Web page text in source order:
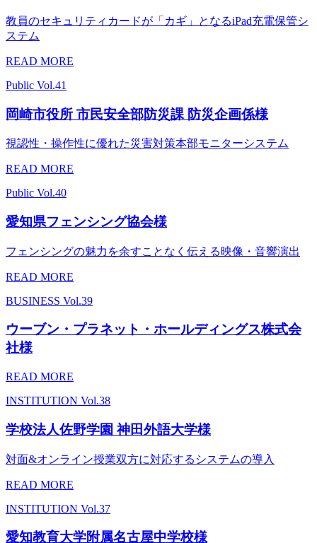
教員のセキュリティカードが「カギ」となるiPad充電保管シ
ステム
READ MORE
Public Vol.41
岡崎市役所 市民安全部防災課 防災企画係様
視認性・操作性に優れた災害対策本部モニターシステム
READ MORE
Public Vol.40
愛知県フェンシング協会様
フェンシングの魅力を余すことなく伝える映像・音響演出
READ MORE
BUSINESS Vol.39
ウーブン・プラネット・ホールディングス株式会
社様
READ MORE
INSTITUTION Vol.38
学校法人佐野学園 神田外語大学様
対面&オンライン授業双方に対応するシステムの導入
READ MORE
INSTITUTION Vol.37
愛知教育大学附属名古屋中学校様